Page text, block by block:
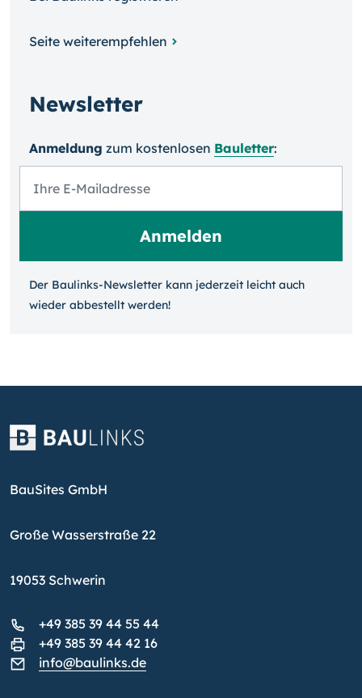
Seite weiterempfehlen
Newsletter
Anmeldung zum kosten­losen Bauletter:
Der Baulinks-Newsletter kann jeder­zeit leicht auch
wieder ab­bestellt werden!
BauSites GmbH
Große Wasserstraße 22
19053 Schwerin
+49 385 39 44 55 44
+49 385 39 44 42 16
info@baulinks.de